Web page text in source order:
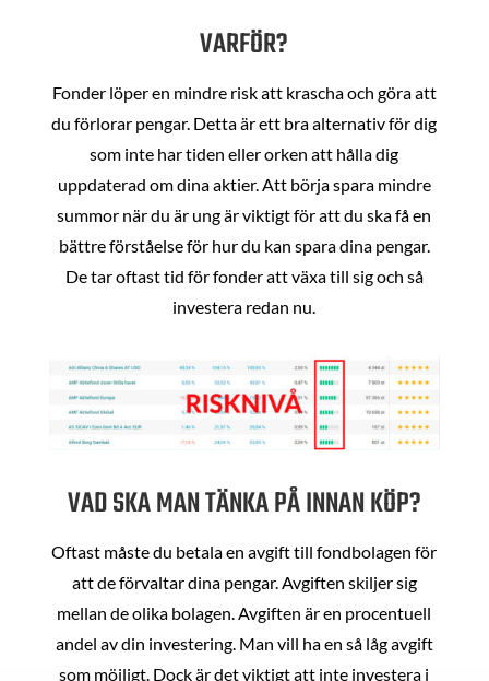
VARFÖR?
Fonder löper en mindre risk att krascha och göra att
du förlorar pengar. Detta är ett bra alternativ för dig
som inte har tiden eller orken att hålla dig
uppdaterad om dina aktier. Att börja spara mindre
summor när du är ung är viktigt för att du ska få en
bättre förståelse för hur du kan spara dina pengar.
De tar oftast tid för fonder att växa till sig och så
investera redan nu.
VAD SKA MAN TÄNKA PÅ INNAN KÖP?
Oftast måste du betala en avgift till fondbolagen för
att de förvaltar dina pengar. Avgiften skiljer sig
mellan de olika bolagen. Avgiften är en procentuell
andel av din investering. Man vill ha en så låg avgift
som möjligt. Dock är det viktigt att inte investera i